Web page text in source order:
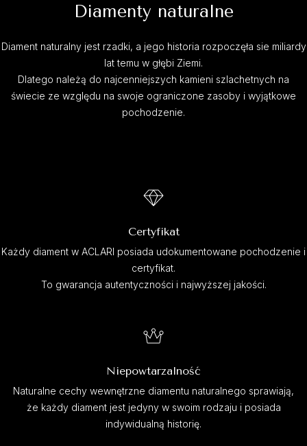
Diamenty naturalne
Diament naturalny jest rzadki, a jego historia rozpoczęła sie miliardy
lat temu w głębi Ziemi.
Dlatego należą do najcenniejszych kamieni szlachetnych na
świecie ze względu na swoje ograniczone zasoby i wyjątkowe
pochodzenie.
Certyfikat
Każdy diament w ACLARI posiada udokumentowane pochodzenie i
certyfikat.
To gwarancja autentyczności i najwyższej jakości.
Niepowtarzalność
Naturalne cechy wewnętrzne diamentu naturalnego sprawiają,
że każdy diament jest jedyny w swoim rodzaju i posiada
indywidualną historię.